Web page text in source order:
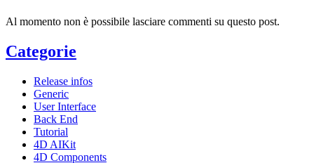
Al momento non è possibile lasciare commenti su questo post.
Categorie
Release infos
Generic
User Interface
Back End
Tutorial
4D AIKit
4D Components